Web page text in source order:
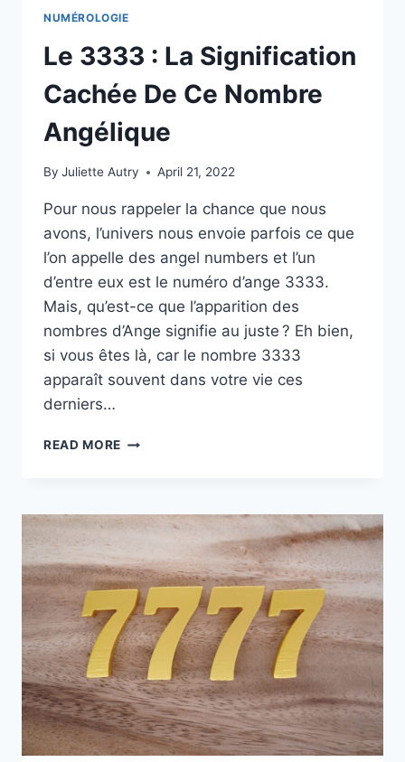
NUMÉROLOGIE
Le 3333 : La Signification
Cachée De Ce Nombre
Angélique
By Juliette Autry April 21, 2022
Pour nous rappeler la chance que nous
avons, l’univers nous envoie parfois ce que
l’on appelle des angel numbers et l’un
d’entre eux est le numéro d’ange 3333.
Mais, qu’est-ce que l’apparition des
nombres d’Ange signifie au juste ? Eh bien,
si vous êtes là, car le nombre 3333
apparaît souvent dans votre vie ces
derniers…
READ MORE LE
SIGNIFICATION
DE
CE
NOMBRE
ANGÉLIQUE